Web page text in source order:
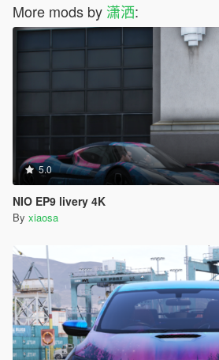
More mods by 潇洒:
5.0
NIO EP9 livery 4K
By xiaosa